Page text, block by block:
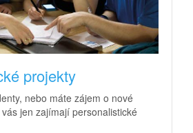
projekty
nebo máte zájem o nové
jen zajímají personalistické